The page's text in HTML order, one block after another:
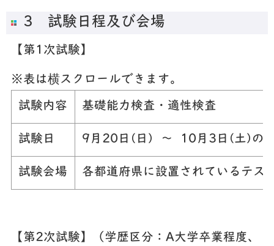
3 試験日程及び会場
【第1次試験】
※表は横スクロールできます。
試験内容 基礎能力検査・適性検査
試験日 9月20日(日) ～ 10月3日(土)の
試験会場 各都道府県に設置されているテ
【第2次試験】（学歴区分：A大学卒業程度、